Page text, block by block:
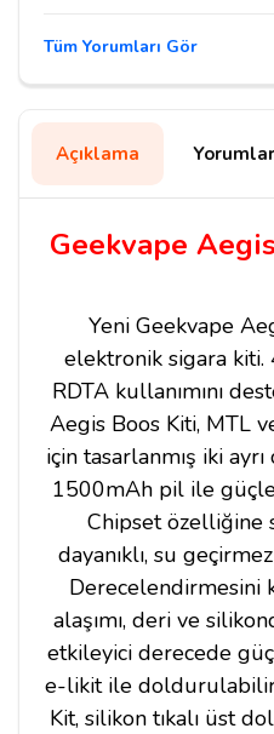
Tüm Yorumları Gör
Açıklama
Geekvape
Yeni Geekvape
elektronik sigara
RDTA kullanımını
Aegis Boos Kiti, MTL
için tasarlanmış iki
1500mAh pil ile
Chipset özelliğine
dayanıklı, su
Derecelendirmesini
alaşımı, deri ve
etkileyici derecede
e-likit ile
Kit, silikon tıkalı üst